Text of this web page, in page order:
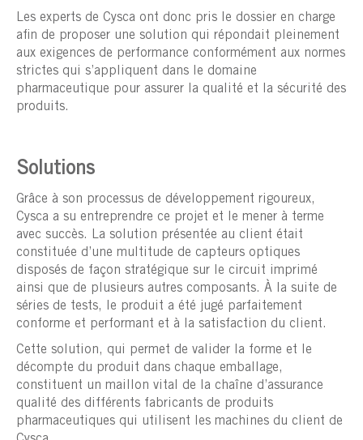
Les experts de Cysca ont donc pris le dossier en charge
afin de proposer une solution qui répondait pleinement
aux exigences de performance conformément aux normes
strictes qui s’appliquent dans le domaine
pharmaceutique pour assurer la qualité et la sécurité des
produits.
Solutions
Grâce à son processus de développement rigoureux,
Cysca a su entreprendre ce projet et le mener à terme
avec succès. La solution présentée au client était
constituée d’une multitude de capteurs optiques
disposés de façon stratégique sur le circuit imprimé
ainsi que de plusieurs autres composants. À la suite de
séries de tests, le produit a été jugé parfaitement
conforme et performant et à la satisfaction du client.
Cette solution, qui permet de valider la forme et le
décompte du produit dans chaque emballage,
constituent un maillon vital de la chaîne d’assurance
qualité des différents fabricants de produits
pharmaceutiques qui utilisent les machines du client de